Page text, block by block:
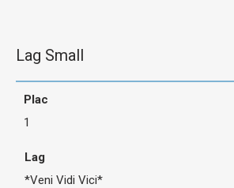
Lag Small
1
*Veni Vidi Vici*